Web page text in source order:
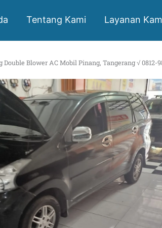
Tentang Kami Layanan
Double Blower AC Mobil Pinang, Tangerang √ 0812-